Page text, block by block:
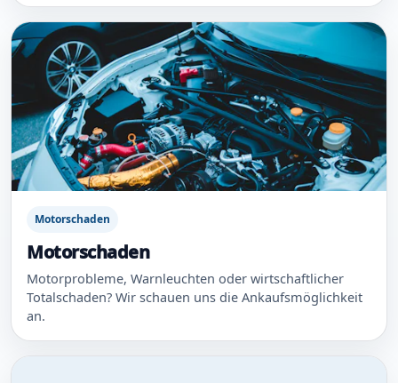
Motorschaden
Motorschaden
Motorprobleme, Warnleuchten oder wirtschaftlicher
Totalschaden? Wir schauen uns die Ankaufsmöglichkeit
an.